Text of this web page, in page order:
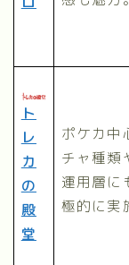
ト
レ
カ
の
殿
堂
ポケカ中
チャ種類
運用層に
極的に実